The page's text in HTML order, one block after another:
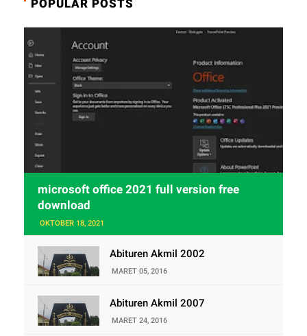
POPULAR POSTS
microsoft office 2021 full version free
download
OKTOBER 18, 2021
Abituren Akmil 2002
MARET 05, 2016
Abituren Akmil 2007
MARET 24, 2016